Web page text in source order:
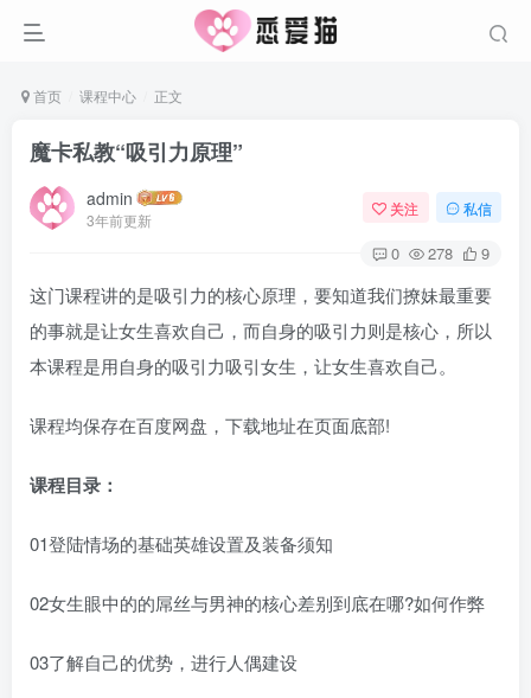
首页 课程中心 正文
魔卡私教“吸引力原理”
admin
3年前更新
关注 私信
0 278 9
这门课程讲的是吸引力的核心原理，要知道我们撩妹最重要
的事就是让女生喜欢自己，而自身的吸引力则是核心，所以
本课程是用自身的吸引力吸引女生，让女生喜欢自己。
课程均保存在百度网盘，下载地址在页面底部!
课程目录：
01登陆情场的基础英雄设置及装备须知
02女生眼中的的屌丝与男神的核心差别到底在哪?如何作弊
03了解自己的优势，进行人偶建设